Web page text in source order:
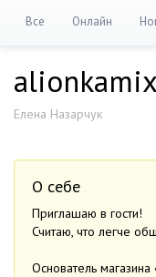
Все Онлайн
alionkamix
Елена Назарчук
О себе
Приглашаю в гости!
Считаю, что легче
Основатель